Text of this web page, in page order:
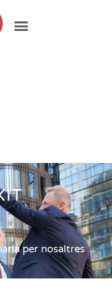
per nosaltres